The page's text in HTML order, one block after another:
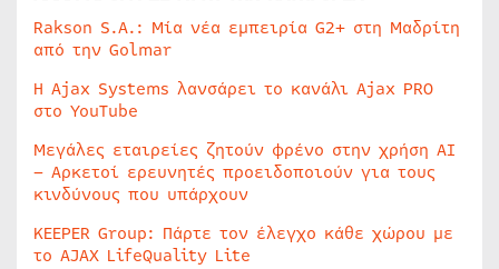
Rakson S.A.: Μία νέα εμπειρία G2+ στη Μαδρίτη
από την Golmar
Η Ajax Systems λανσάρει το κανάλι Ajax PRO
στο YouTube
Μεγάλες εταιρείες ζητούν φρένο στην χρήση AI
– Αρκετοί ερευνητές προειδοποιούν για τους
κινδύνους που υπάρχουν
KEEPER Group: Πάρτε τον έλεγχο κάθε χώρου με
το AJAX LifeQuality Lite